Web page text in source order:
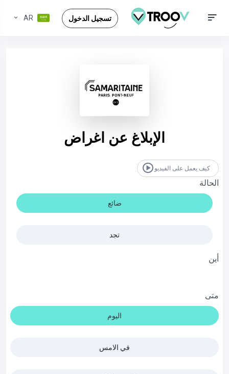
تسجيل الدخول AR
الإبلاغ عن اغراض
كيف يعمل على الفيديو
الحالة
ضائع
تجد
أين
متى
اليوم
في الامس